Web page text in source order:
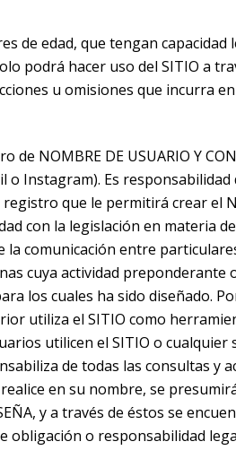
de edad, que tengan
podrá hacer uso del SITIO a
u omisiones que incurra en
de NOMBRE DE USUARIO Y
o Instagram). Es
que le permitirá crear el
con la legislación en materia
la comunicación entre
cuya actividad
los cuales ha sido diseñado.
utiliza el SITIO como
utilicen el SITIO o
de todas las consultas y
en su nombre, se
y a través de éstos se
o responsabilidad